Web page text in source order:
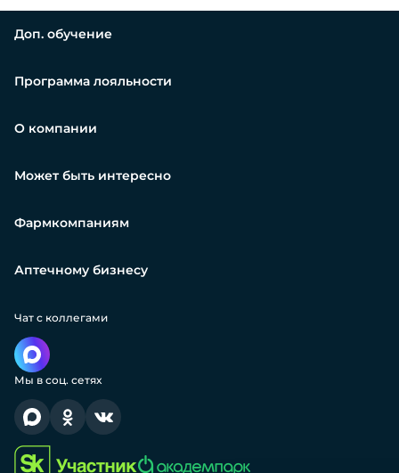
Доп. обучение
Программа лояльности
О компании
Может быть интересно
Фармкомпаниям
Аптечному бизнесу
Чат с коллегами
Мы в соц. сетях